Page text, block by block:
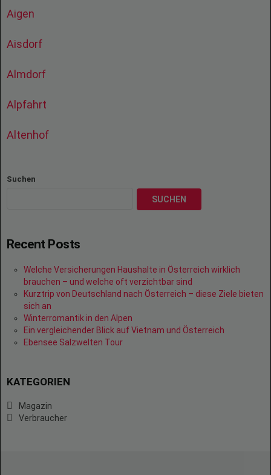
Aigen
Aisdorf
Almdorf
Alpfahrt
Altenhof
Suchen
SUCHEN
Recent Posts
Welche Versicherungen Haushalte in Österreich wirklich
brauchen – und welche oft verzichtbar sind
Kurztrip von Deutschland nach Österreich – diese Ziele bieten
sich an
Winterromantik in den Alpen
Ein vergleichender Blick auf Vietnam und Österreich
Ebensee Salzwelten Tour
KATEGORIEN
Magazin
Verbraucher